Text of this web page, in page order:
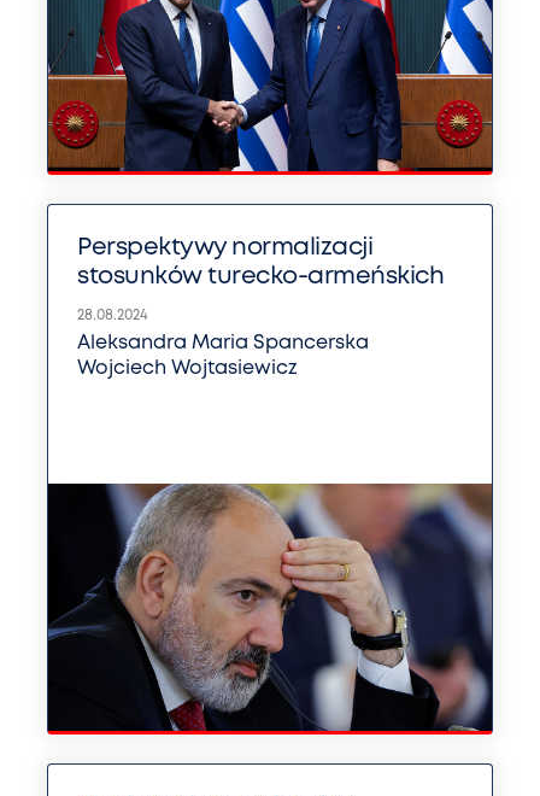
Perspektywy normalizacji
stosunków turecko-armeńskich
28.08.2024
Aleksandra Maria Spancerska
Wojciech Wojtasiewicz